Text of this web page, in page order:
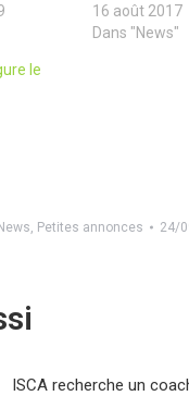
16 août 2017
Dans "News"
le
News, Petites annonces 24/
ISCA recherche un